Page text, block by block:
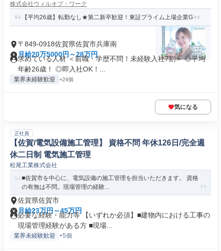
株式会社ウィルオブ・ワーク
【平均26歳】転勤なし★第二新卒歓迎！東証プライム上場企業G
〒849-0918佐賀県佐賀市兵庫南
月給20万5000円～28万円
求めている人材 ＜前職・学歴不問！未経験入社7割＞ ◎平均
年齢26歳！ ◎即入社OK！...
業界未経験歓迎 +24個
気になる
正社員
【佐賀/電気設備施工管理】 資格不問 年休126日/完全週
休二日制 電気施工管理
松尾工業株式会社
■佐賀市を中心に、電気設備の施工管理を担当いただきます。 資格
の有無は不問。現場管理の経験...
佐賀県佐賀市
月給23万円～45万円
必要な経験・能力等 【いずれか必須】■建物内における工事の
現場管理経験がある方 ■現場...
業界未経験歓迎 +5個